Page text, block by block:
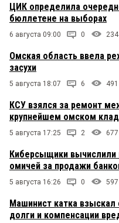
ЦИК определила
бюллетене на выборах
6 августа 09:00 0 234
Омская область ввела
засухи
5 августа 18:07 6 491
КСУ взялся за ремонт
крупнейшем омском
5 августа 17:25 2 677
Киберсыщики вычислили
омичей за продажи
5 августа 16:26 0 597
Машинист катка
долги и компенсации